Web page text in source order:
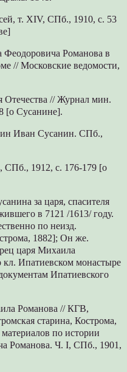
т. XIV, СПб., 1910, с. 53
Романова в
// Московские ведомости,
Отечества // Журнал мин.
[о Сусанине].
Иван Сусанин. СПб.,
СПб., 1912, с. 176-179 [о
за царя, спасителя
в 7121 /1613/ году.
по неизд.
1882]; Он же.
царя Михаила
Ипатиевском монастыре
Ипатиевского
Романова // КГВ,
старина, Кострома,
по истории
Романова. Ч. I, СПб., 1901,